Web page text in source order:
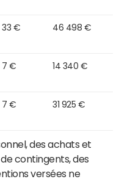
33 € 46 498 €
7 € 14 340 €
7 € 31 925 €
des achats et
contingents, des
versées ne